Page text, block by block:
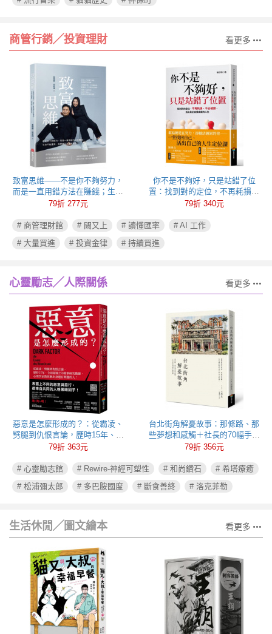
商管行銷╱投資理財 看更多
致富思維——不是你不夠努力，
而是一直用錯方法在賺錢；生命
不能重來，但思維可以重新彩
79折 277元
你不是不夠好，只是站錯了位
置：找到對的定位，不再耗損、
不必硬撐，活出真正自我成就的
79折 340元
# 商管理財館 # 闕又上 # 讀懂匯率
# AI 工作
# 大量買進
# 投資金律 # 持續買進
心靈勵志╱人際關係 看更多
惡意是怎麼形成的？：從霸凌、
劈腿到仇恨言論，歷時15年、全
球超過250萬筆研究數據，心理學
79折 363元
台北街角解憂故事：那條路、那
些夢想和感觸＋社長的70幅手繪
插圖
79折 356元
# 心靈勵志館 # Rewire-神經可塑性 # 和尚鑽石
# 希塔療癒
# 松浦彌太郎
# 多巴胺國度 # 斷食善終 # 洛克菲勒
生活休閒╱圖文繪本 看更多